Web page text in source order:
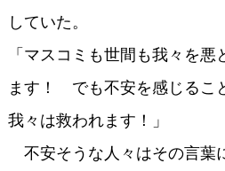
していた。
「マスコミも世間も我々を
ます！ でも不安を感じるこ
我々は救われます！」
不安そうな人々はその言葉